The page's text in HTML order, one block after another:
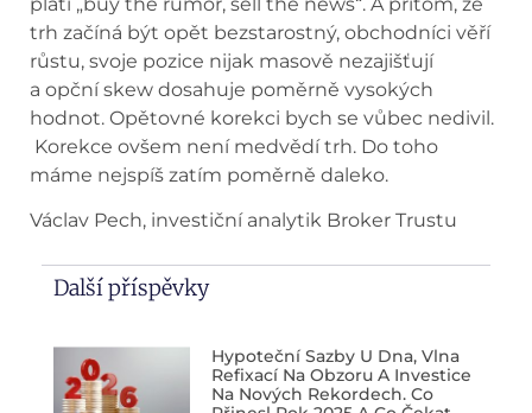
trh začíná být opět bezstarostný, obchodníci věří
růstu, svoje pozice nijak masově nezajišťují
a opční skew dosahuje poměrně vysokých
hodnot. Opětovné korekci bych se vůbec nedivil.
Korekce ovšem není medvědí trh. Do toho
máme nejspíš zatím poměrně daleko.
Václav Pech, investiční analytik Broker Trustu
Další příspěvky
Hypoteční Sazby U Dna, Vlna
Refixací Na Obzoru A Investice
Na Nových Rekordech. Co